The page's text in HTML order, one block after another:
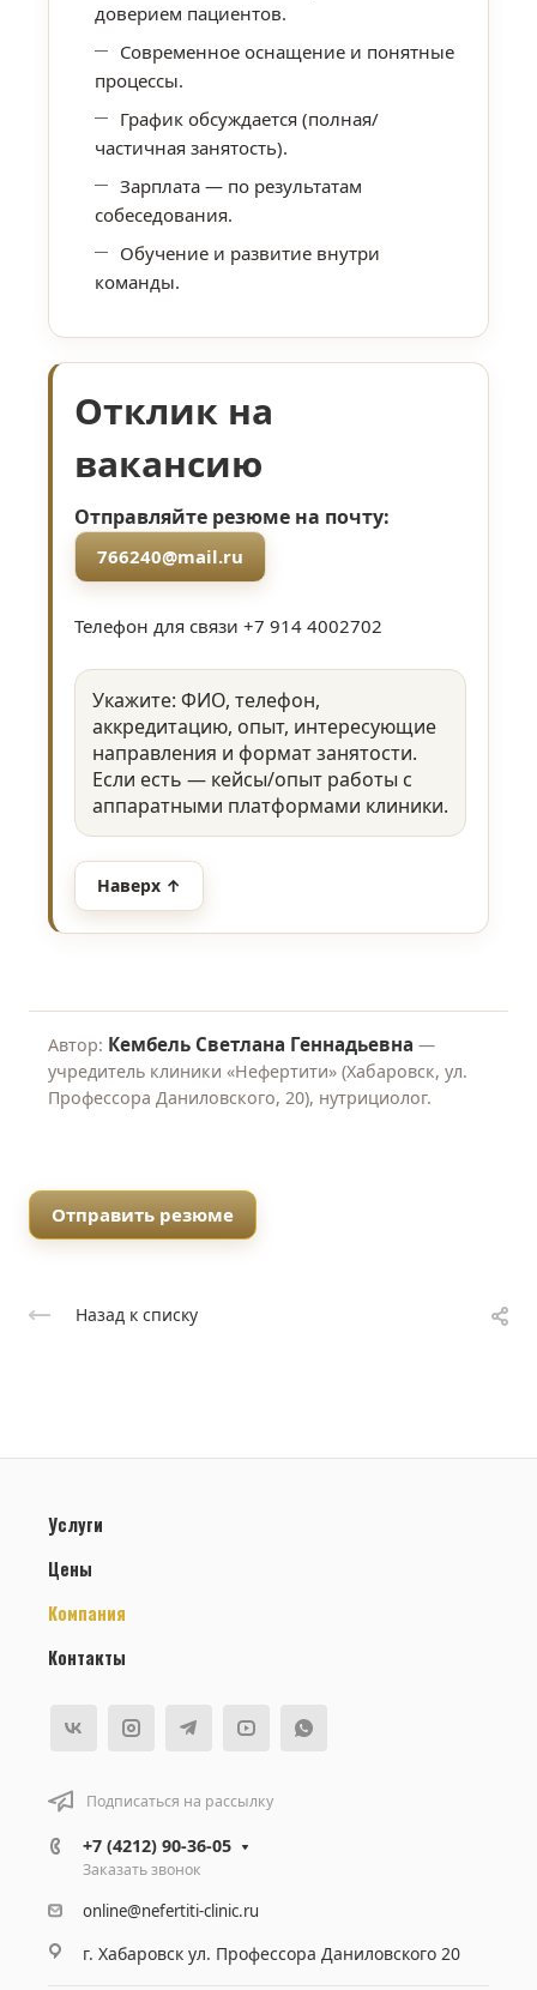
доверием пациентов.
Современное оснащение и понятные
процессы.
График обсуждается (полная/
частичная занятость).
Зарплата — по результатам
собеседования.
Обучение и развитие внутри
команды.
Отклик на
вакансию
Отправляйте резюме на почту:
766240@mail.ru
Телефон для связи +7 914 4002702
Укажите: ФИО, телефон,
аккредитацию, опыт, интересующие
направления и формат занятости.
Если есть — кейсы/опыт работы с
аппаратными платформами клиники.
Наверх ↑
Автор: Кембель Светлана Геннадьевна —
учредитель клиники «Нефертити» (Хабаровск, ул.
Профессора Даниловского, 20), нутрициолог.
Отправить резюме
Назад к списку
Услуги
Цены
Компания
Контакты
Подписаться на рассылку
+7 (4212) 90-36-05
Заказать звонок
online@nefertiti-clinic.ru
г. Хабаровск ул. Профессора Даниловского 20